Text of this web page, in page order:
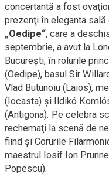
concertantă a fost
prezenţi în eleganta sală
„Oedipe“, care a
septembrie, a avut la
Bucureşti, în rolurile
(Oedipe), basul Sir
Vlad Butunoiu (Laios),
(Iocasta) şi Ildikó
(Antigona). Pe celebra
rechemaţi la scenă de
fiind şi Corurile
maestrul Iosif Ion
Popescu).